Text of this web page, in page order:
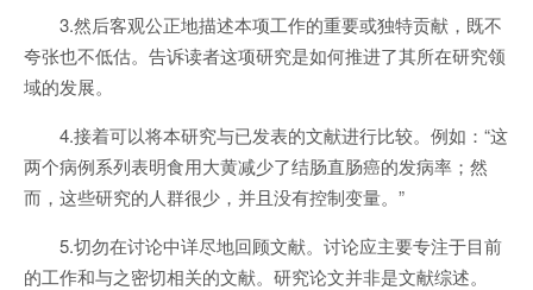
3.然后客观公正地描述本项工作的重要或独特贡献，既不
夸张也不低估。告诉读者这项研究是如何推进了其所在研究领
域的发展。
4.接着可以将本研究与已发表的文献进行比较。例如：“这
两个病例系列表明食用大黄减少了结肠直肠癌的发病率；然
而，这些研究的人群很少，并且没有控制变量。”
5.切勿在讨论中详尽地回顾文献。讨论应主要专注于目前
的工作和与之密切相关的文献。研究论文并非是文献综述。